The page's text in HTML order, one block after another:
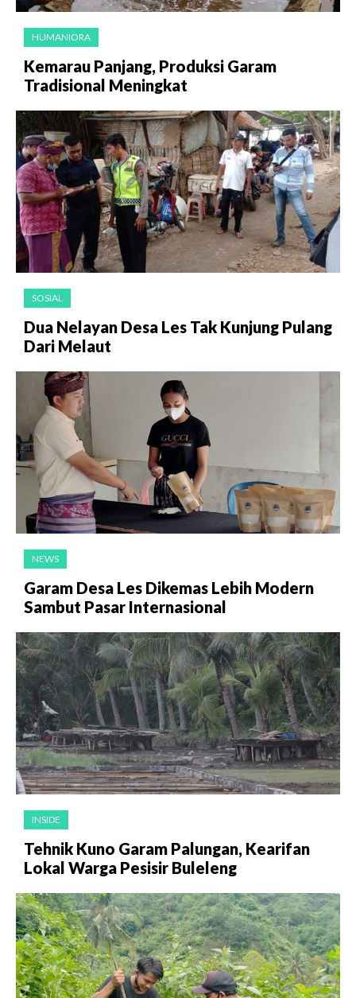
HUMANIORA
Kemarau Panjang, Produksi Garam
Tradisional Meningkat
SOSIAL
Dua Nelayan Desa Les Tak Kunjung Pulang
Dari Melaut
NEWS
Garam Desa Les Dikemas Lebih Modern
Sambut Pasar Internasional
INSIDE
Tehnik Kuno Garam Palungan, Kearifan
Lokal Warga Pesisir Buleleng